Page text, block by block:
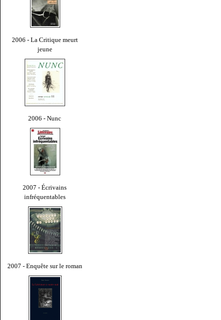
2006 - La Critique meurt
jeune
2006 - Nunc
2007 - Écrivains
infréquentables
2007 - Enquête sur le roman